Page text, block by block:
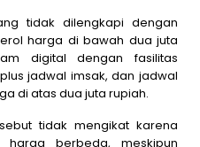
tidak dilengkapi dengan
harga di bawah dua juta
digital dengan fasilitas
jadwal imsak, dan jadwal
di atas dua juta rupiah.
tidak mengikat karena
berbeda, meskipun